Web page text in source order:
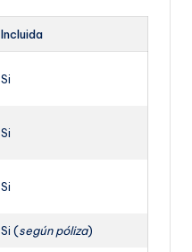
Incluida
Si
Si
Si
Si (según póliza)